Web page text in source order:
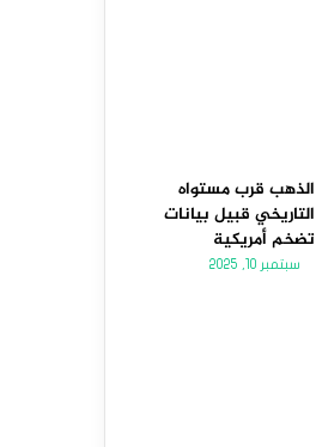
الذهب قرب مستواه
التاريخي قبيل بيانات
تضخم أمريكية
سبتمبر 10, 2025